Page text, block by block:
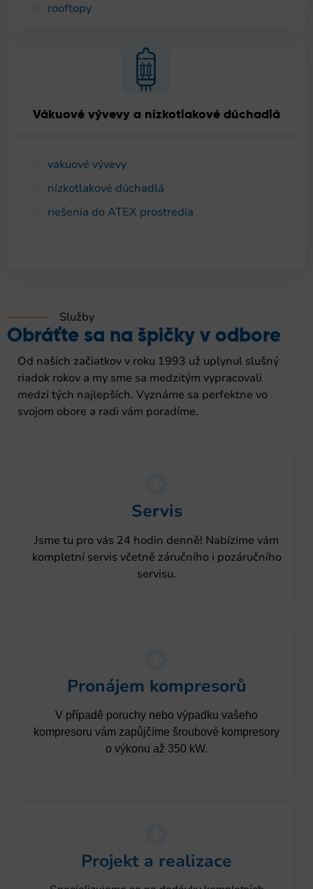
rooftopy
Vákuové vývevy a nízkotlakové dúchadlá
vakuové vývevy
nízkotlakové dúchadlá
riešenia do ATEX prostredia
Služby
Obráťte sa na špičky v odbore
Od našich začiatkov v roku 1993 už uplynul slušný
riadok rokov a my sme sa medzitým vypracovali
medzi tých najlepších. Vyznáme sa perfektne vo
svojom obore a radi vám poradíme.
Servis
Jsme tu pro vás 24 hodin denně! Nabízíme vám
kompletní servis včetně záručního i pozáručního
servisu.
Pronájem kompresorů
V případě poruchy nebo výpadku vašeho
kompresoru vám zapůjčíme šroubové kompresory
o výkonu až 350 kW.
Projekt a realizace